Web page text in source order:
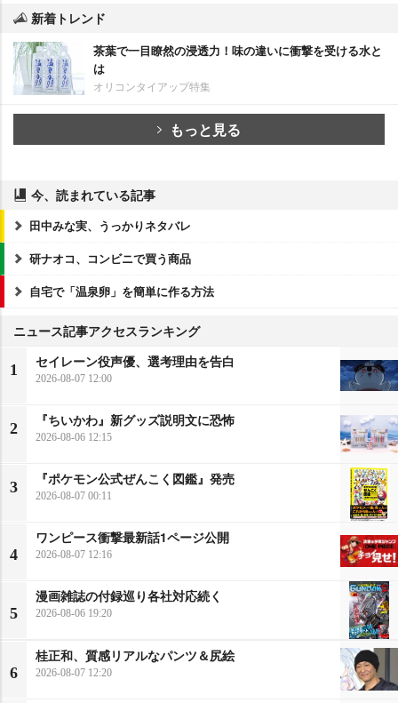
新着トレンド
茶葉で一目瞭然の浸透力！味の違いに衝撃を受ける水と
は
オリコンタイアップ特集
もっと見る
今、読まれている記事
田中みな実、うっかりネタバレ
研ナオコ、コンビニで買う商品
自宅で「温泉卵」を簡単に作る方法
ニュース記事アクセスランキング
1
セイレーン役声優、選考理由を告白
2026-08-07 12:00
2
『ちいかわ』新グッズ説明文に恐怖
2026-08-06 12:15
3
『ポケモン公式ぜんこく図鑑』発売
2026-08-07 00:11
4
ワンピース衝撃最新話1ページ公開
2026-08-07 12:16
5
漫画雑誌の付録巡り各社対応続く
2026-08-06 19:20
6
桂正和、質感リアルなパンツ＆尻絵
2026-08-07 12:20